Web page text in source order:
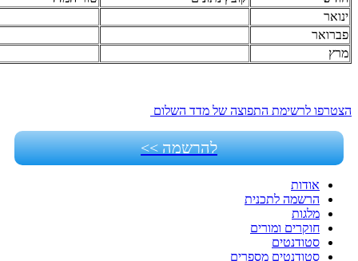
ינואר
פברואר
מרץ
הצטרפו לרשימת התפוצה של מדד השלום
להרשמה >>
אודות
הרשמה לתכנית
מלגות
חוקרים ומורים
סטודנטים
סטודנטים מספרים